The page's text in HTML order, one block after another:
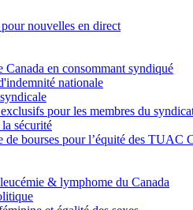
nouvelles en direct
Canada en consommant syndiqué
nationale
pour les membres du
sécurité
de bourses pour l’équité des TUAC
& lymphome du Canada